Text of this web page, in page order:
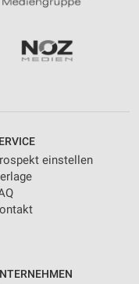
einstellen